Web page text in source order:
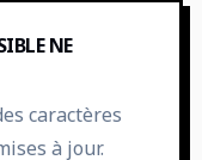
NE
caractères
à jour.